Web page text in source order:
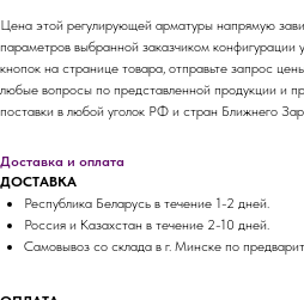
Цена этой регулирующей арматуры напрямую
параметров выбранной заказчиком
кнопок на странице товара, отправьте запрос
любые вопросы по представленной продукции и
поставки в любой уголок РФ и стран Ближнего
Доставка и оплата
ДОСТАВКА
Республика Беларусь в течение 1-2 дней.
Россия и Казахстан в течение 2-10 дней.
Самовывоз со склада в г. Минске по